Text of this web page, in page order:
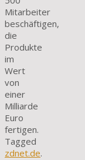
Mitarbeiter
beschäftigen,
die
Produkte
im
Wert
von
einer
Milliarde
Euro
fertigen.
Tagged
zdnet.de.